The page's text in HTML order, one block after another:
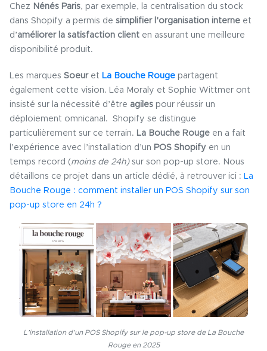
Chez Nénés Paris, par exemple, la centralisation du stock
dans Shopify a permis de simplifier l’organisation interne et
d’améliorer la satisfaction client en assurant une meilleure
disponibilité produit.
Les marques Soeuret La Bouche Rouge partagent
également cette vision. Léa Moraly et Sophie Wittmer ont
insisté sur la nécessité d’être agiles pour réussir un
déploiement omnicanal. Shopify se distingue
particulièrement sur ce terrain. La Bouche Rouge en a fait
l’expérience avec l’installation d’un POS Shopify en un
temps record (moins de 24h)sur son pop-up store. Nous
détaillons ce projet dans un article dédié, à retrouver ici : La
Bouche Rouge : comment installer un POS Shopify sur son
pop-up store en 24h ?
L’installation d’un POS Shopify sur le pop-up store de La Bouche
Rouge en 2025